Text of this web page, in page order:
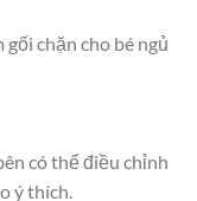
gối chặn cho bé ngủ
có thể điều chỉnh
ý thích.